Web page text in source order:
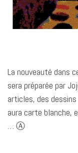
La nouveauté dans
sera préparée par
articles, des
aura carte blanche,
… Ⓐ